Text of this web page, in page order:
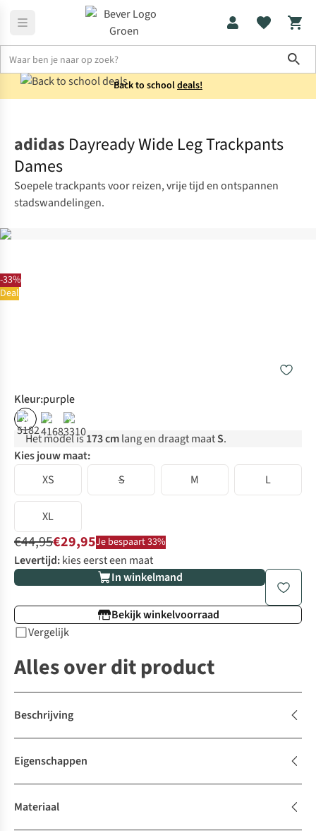
Back to schooldeals!
-33%
Deal
adidas Dayready Wide Leg Trackpants
Dames
Soepele trackpants voor reizen, vrije tijd en ontspannen
stadswandelingen.
Kleur:purple
% % %
Het model is173 cmlang en draagt maatS.
Kies jouw maat:
XS
S M L
XL
€44,95€29,95Je bespaart 33%
Levertijd:kies eerst een maat
In winkelmand
Bekijk winkelvoorraad
Vergelijk
Alles over dit product
Beschrijving
Eigenschappen
Materiaal